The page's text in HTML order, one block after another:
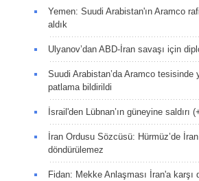
Yemen: Suudi Arabistan'ın Aramco
aldık
Ulyanov’dan ABD-İran savaşı için
Suudi Arabistan’da Aramco tesisinde
patlama bildirildi
İsrail'den Lübnan’ın güneyine saldırı
İran Ordusu Sözcüsü: Hürmüz’de
döndürülemez
Fidan: Mekke Anlaşması İran'a karşı